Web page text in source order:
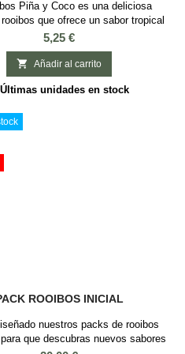
Piña y Coco es una deliciosa
que ofrece un sabor tropical
de piña y coco. Esta mezcla
y de aciano. Es una opción
y sin teïna, ideal para cualquier
día. Esta mezcla de Rooibos con
Precio
5,25 €
 Añadir al carrito
Últimas unidades en stock
ROOIBOS INICIAL
nuestros packs de rooibos
que descubras nuevos sabores